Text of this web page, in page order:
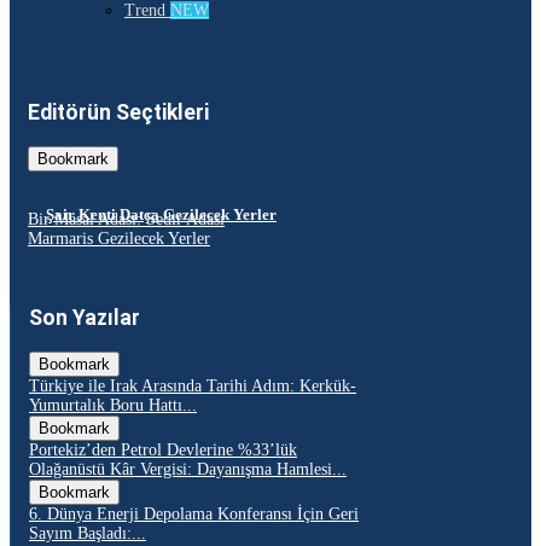
Trend NEW
Editörün Seçtikleri
Bookmark
Şair Kenti Datça Gezilecek Yerler
Bir Masal Adası: Sedir Adası
Marmaris Gezilecek Yerler
Son Yazılar
Bookmark
Türkiye ile Irak Arasında Tarihi Adım: Kerkük-
Yumurtalık Boru Hattı...
Bookmark
Portekiz’den Petrol Devlerine %33’lük
Olağanüstü Kâr Vergisi: Dayanışma Hamlesi...
Bookmark
6. Dünya Enerji Depolama Konferansı İçin Geri
Sayım Başladı:...